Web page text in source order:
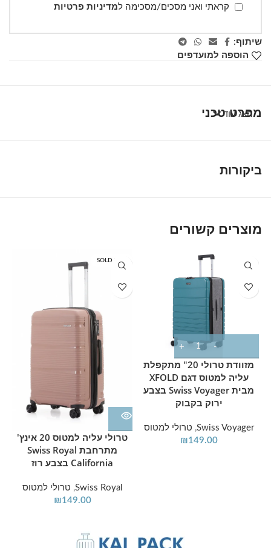
קראתי ואני מסכים/מסכימה למדיניות פרטיות
שיתוף:
הוספה למועדפים
מפרט טכני
הצג עוד
ביקורות
מוצרים קשורים
מזוודת טרולי 20" מתקפלת
עליה למטוס דגם XFOLD
מבית Swiss Voyager בצבע
ירוק בקבוק
Swiss Voyager
, טרולי למטוס
₪149.00
SOLD OUT
טרולי עליה למטוס 20 אינץ'
מתרחבת Swiss Royal
California בצבע רוז
Swiss Royal
, טרולי למטוס
₪149.00